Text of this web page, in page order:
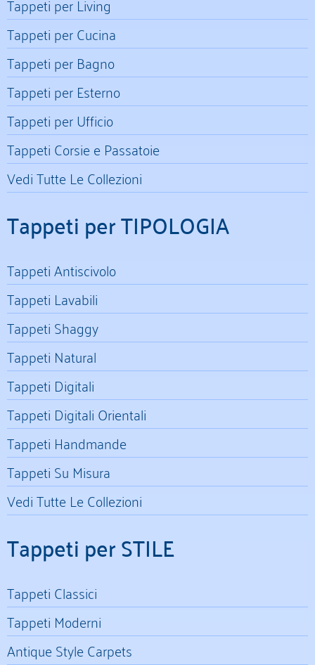
Tappeti per Cucina
Tappeti per Bagno
Tappeti per Esterno
Tappeti per Ufficio
Tappeti Corsie e Passatoie
Vedi Tutte Le Collezioni
Tappeti per TIPOLOGIA
Tappeti Antiscivolo
Tappeti Lavabili
Tappeti Shaggy
Tappeti Natural
Tappeti Digitali
Tappeti Digitali Orientali
Tappeti Handmande
Tappeti Su Misura
Vedi Tutte Le Collezioni
Tappeti per STILE
Tappeti Classici
Tappeti Moderni
Antique Style Carpets